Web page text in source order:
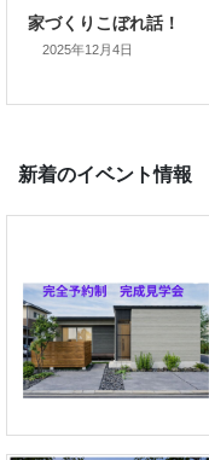
私の使命です。
家づくりこぼれ話！
2025年12月4日